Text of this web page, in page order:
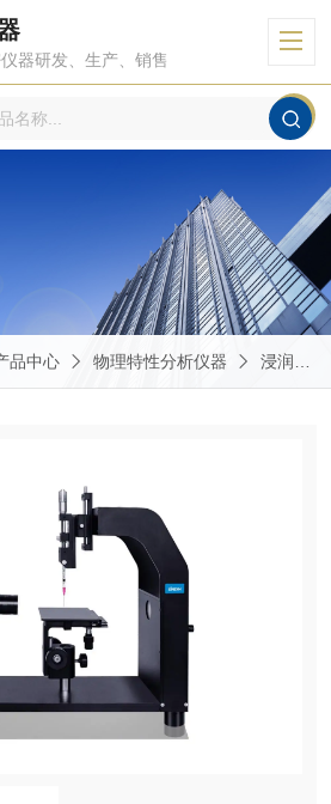
器研发、生产、销售
品中心 物理特性分析仪器 浸润性测试仪